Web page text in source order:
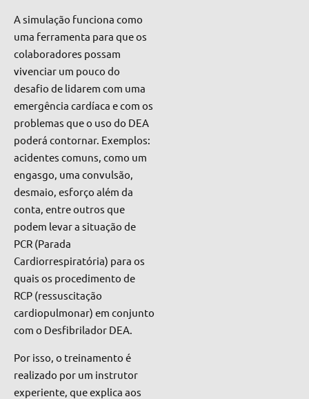
A simulação funciona como
uma ferramenta para queos
colaboradores possam
vivenciar um pouco do
desafio de lidarem com uma
emergência cardíaca e com os
problemas que o uso do DEA
poderá contornar. Exemplos:
acidentes comuns, como um
engasgo, uma convulsão,
desmaio, esforço além da
conta, entre outros que
podem levar a situação de
PCR (Parada
Cardiorrespiratória) para os
quais os procedimento de
RCP (ressuscitação
cardiopulmonar) em conjunto
com o Desfibrilador DEA.
Por isso, o treinamento é
realizado por um instrutor
experiente, que explica aos